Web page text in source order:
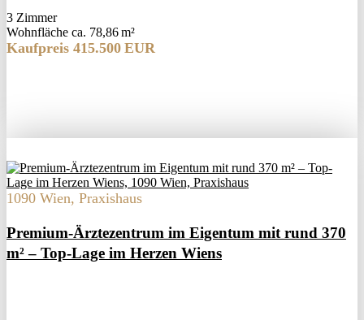
3 Zimmer
Wohnfläche ca. 78,86 m²
Kaufpreis 415.500 EUR
1090 Wien, Praxishaus
Premium-Ärztezentrum im Eigentum mit rund 370
m² – Top-Lage im Herzen Wiens